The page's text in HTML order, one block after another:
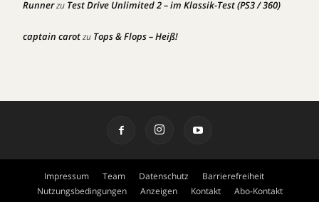
Runnerzu Test Drive Unlimited 2 – im Klassik-Test (PS3 / 360)
captain carotzu Tops & Flops – Heiß!
Impressum Team Datenschutz
Barrierefreiheit
Nutzungsbedingungen
Anzeigen Kontakt Abo-Kontakt